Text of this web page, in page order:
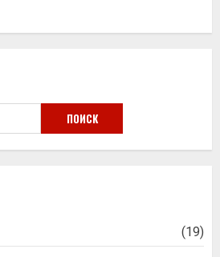
ПОИСК
(19)